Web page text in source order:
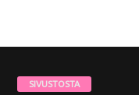
SIVUSTOSTA